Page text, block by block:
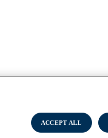
Cookies-Privacy
ACCEPT ALL